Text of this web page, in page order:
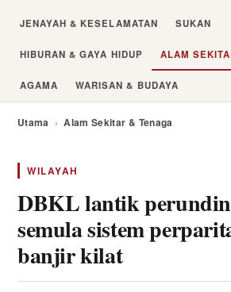
JENAYAH & KESELAMATAN SUKAN
HIBURAN & GAYA HIDUP ALAM
AGAMA WARISAN & BUDAYA
Utama › Alam Sekitar & Tenaga
WILAYAH
DBKL lantik
semula sistem
banjir kilat